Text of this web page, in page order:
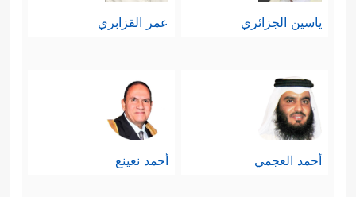
ياسين الجزائري عمر القزابري
أحمد العجمي أحمد نعينع